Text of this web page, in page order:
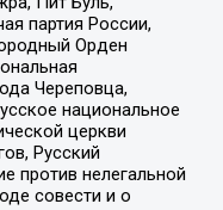
партия России,
Орден
Череповца,
национальное
церкви
Русский
против нелегальной
совести и о